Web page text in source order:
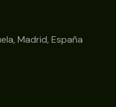
Madrid, España